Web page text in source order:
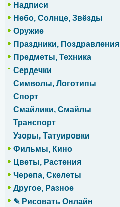
Надписи
Небо, Солнце, Звёзды
Оружие
Праздники, Поздравления
Предметы, Техника
Сердечки
Символы, Логотипы
Спорт
Смайлики, Смайлы
Транспорт
Узоры, Татуировки
Фильмы, Кино
Цветы, Растения
Черепа, Скелеты
Другое, Разное
✎ Рисовать Онлайн